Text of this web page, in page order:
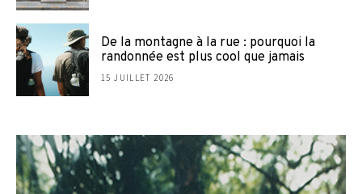
De la montagne à la rue : pourquoi la
randonnée est plus cool que jamais
15 JUILLET 2026